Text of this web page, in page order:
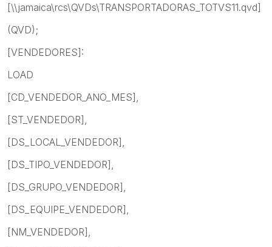
[\\jamaica\rcs\QVDs\TRANSPORTADORAS_TOTVS11.qvd]
(QVD);
[VENDEDORES]:
LOAD
[CD_VENDEDOR_ANO_MES],
[ST_VENDEDOR],
[DS_LOCAL_VENDEDOR],
[DS_TIPO_VENDEDOR],
[DS_GRUPO_VENDEDOR],
[DS_EQUIPE_VENDEDOR],
[NM_VENDEDOR],